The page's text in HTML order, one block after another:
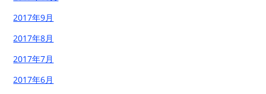
2017年9月
2017年8月
2017年7月
2017年6月